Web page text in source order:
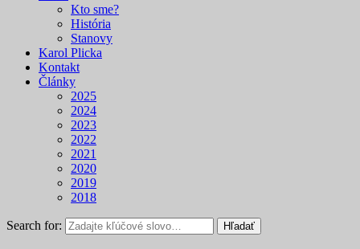
Kto sme?
História
Stanovy
Karol Plicka
Kontakt
Články
2025
2024
2023
2022
2021
2020
2019
2018
Search for: Hľadať